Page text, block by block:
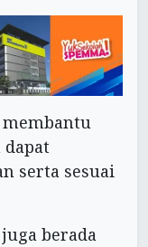
serta sesuai
berada